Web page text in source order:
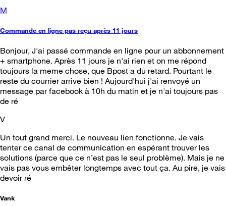
M
Commande en ligne pas reçu après 11 jours
Bonjour, J'ai passé commande en ligne pour un abbonnement
+ smartphone. Après 11 jours je n'ai rien et on me répond
toujours la meme chose, que Bpost a du retard. Pourtant le
reste du courrier arrive bien ! Aujourd'hui j'ai renvoyé un
message par facebook à 10h du matin et je n'ai toujours pas
de ré
V
Un tout grand merci. Le nouveau lien fonctionne. Je vais
tenter ce canal de communication en espérant trouver les
solutions (parce que ce n’est pas le seul problème). Mais je ne
vais pas vous embêter longtemps avec tout ça. Au pire, je vais
devoir ré
Vank